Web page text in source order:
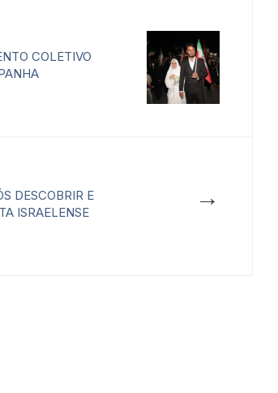
COLETIVO
→
DESCOBRIR E
ISRAELENSE